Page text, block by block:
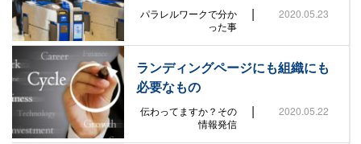
パラレルワークで分か
った事
| 2020.05.23
ランディングページにも組織にも
必要なもの
伝わってますか？その
情報発信
| 2020.05.22